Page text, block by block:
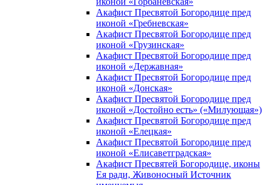
Акафист Пресвятой Богородице пред
иконой «Гребневская»
Акафист Пресвятой Богородице пред
иконой «Грузинская»
Акафист Пресвятой Богородице пред
иконой «Державная»
Акафист Пресвятой Богородице пред
иконой «Донская»
Акафист Пресвятой Богородице пред
иконой «Достойно есть» («Милующая»)
Акафист Пресвятой Богородице пред
иконой «Елецкая»
Акафист Пресвятой Богородице пред
иконой «Елисаветградская»
Акафист Пресвятей Богородице, иконы
Ея ради, Живоносный Источник